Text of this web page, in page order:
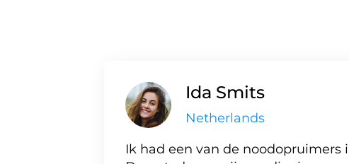
Ida Smits
Netherlands
Ik had een van de noodopruimers